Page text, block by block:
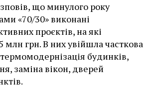
що минулого року
«70/30» виконані
проєктів, на які
млн грн. В них увійшла часткова
будинків,
заміна вікон, дверей